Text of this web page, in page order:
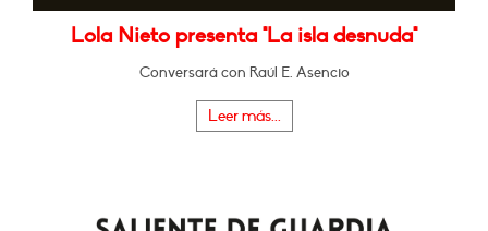
Lola Nieto presenta "La isla desnuda"
Conversará con Raúl E. Asencio
Leer más...